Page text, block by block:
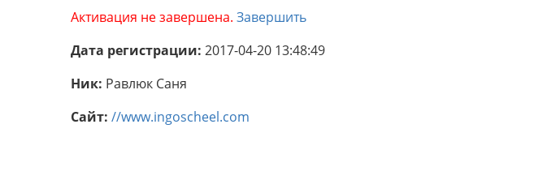
Активация не завершена. Завершить
Дата регистрации: 2017-04-20 13:48:49
Ник: Равлюк Саня
Сайт: //www.ingoscheel.com